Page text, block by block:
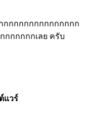
กกกกกกกกกกกกกก
กกกกกเลย ครับ
แวร์